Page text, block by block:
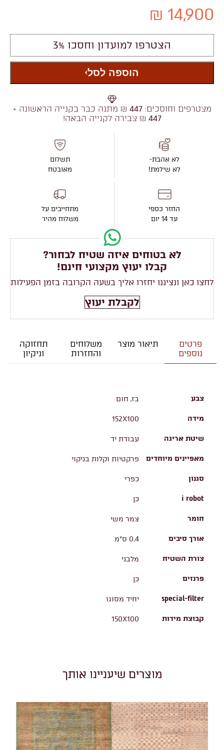
14,900 ₪
הצטרפו למועדון וחסכו 3%
הוספה לסל
מצטרפים וחוסכים:447 ₪ מתנה כבר בקנייה הראשונה +
447 ₪ צבירה לקנייה הבאה!
לא אהבת-
לא שילמת!
החזר כספי
עד 14 יום
תשלום
מאובטח
מתחייבים על
משלוח מהיר
לא בטוחים איזה שטיח לבחור?
קבלו יעוץ מקצועי חינם!
לחצו כאן ונציגנו יחזרו אליך בשעה הקרובה בזמן הפעילות
לקבלת יעוץ
פרטים
נוספים
תיאור מוצר
משלוחים
והחזרות
תחזוקה
וניקיון
צבע בז, חום
מידה 152X100
שיטת אריגה עבודת יד
מאפיינים מיוחדים פרקטיות וקלות בניקוי
סגנון כפרי
i robot כן
חומר צמר משי
אורך סיבים 0.4 ס"מ
צורת השטיח מלבני
פרנזים כן
special-filter יחיד מסוגו
קבוצת מידות 150X100
מוצרים שיעניינו אותך